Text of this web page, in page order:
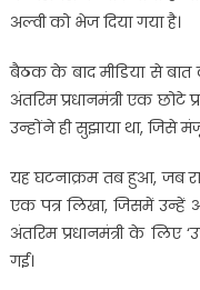
अल्वी को भेज दिया गया है।
बैठक के बाद मीडिया से
अंतरिम प्रधानमंत्री एक छोटे
उन्होंने ही सुझाया था, जिसे
यह घटनाक्रम तब हुआ, जब
एक पत्र लिखा, जिसमें उन्हें
अंतरिम प्रधानमंत्री के लिए
गई।